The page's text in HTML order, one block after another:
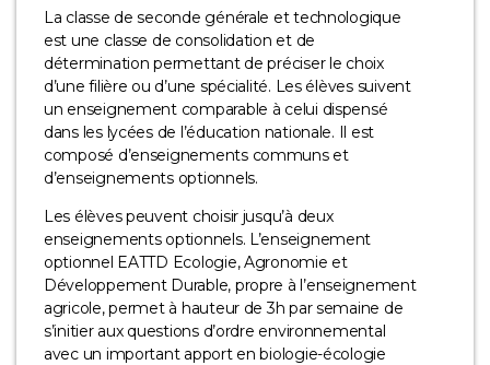
La classe de seconde générale et technologique
est une classe de consolidation et de
détermination permettant de préciser le choix
d’une filière ou d’une spécialité. Les élèves suivent
un enseignement comparable à celui dispensé
dans les lycées de l’éducation nationale. Il est
composé d’enseignements communs et
d’enseignements optionnels.
Les élèves peuvent choisir jusqu’à deux
enseignements optionnels. L’enseignement
optionnel EATTD Ecologie, Agronomie et
Développement Durable, propre à l’enseignement
agricole, permet à hauteur de 3h par semaine de
s’initier aux questions d’ordre environnemental
avec un important apport en biologie-écologie